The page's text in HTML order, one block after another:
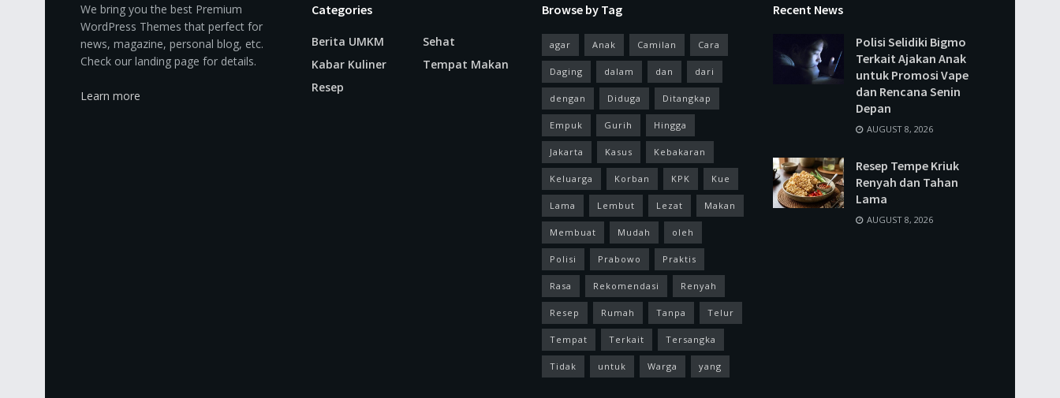
We bring you the best Premium
WordPress Themes that perfect for
news, magazine, personal blog, etc.
Check our landing page for details.
Learn more
Categories
Berita UMKM
Kabar Kuliner
Resep
Sehat
Tempat Makan
Browse by Tag
agar Anak Camilan Cara
Daging dalam dan dari
dengan Diduga Ditangkap
Empuk Gurih Hingga
Jakarta Kasus Kebakaran
Keluarga Korban KPK Kue
Lama Lembut Lezat Makan
Membuat Mudah oleh
Polisi Prabowo Praktis
Rasa Rekomendasi Renyah
Resep Rumah Tanpa Telur
Tempat Terkait Tersangka
Tidak untuk Warga yang
Recent News
Polisi Selidiki Bigmo
Terkait Ajakan Anak
untuk Promosi Vape
dan Rencana Senin
Depan
AUGUST 8, 2026
Resep Tempe Kriuk
Renyah dan Tahan
Lama
AUGUST 8, 2026